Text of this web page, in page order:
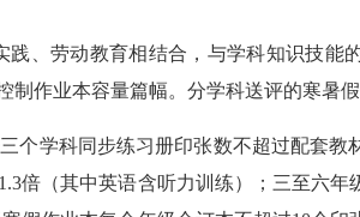
劳动教育相结合，与学科知识技能
作业本容量篇幅。分学科送评的寒暑假
学科同步练习册印张数不超过配套教
倍（其中英语含听力训练）；三至六年